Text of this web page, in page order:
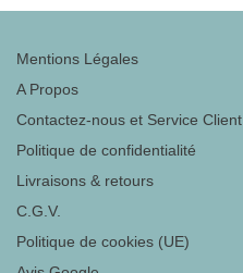
Mentions Légales
A Propos
Contactez-nous et Service Client
Politique de confidentialité
Livraisons & retours
C.G.V.
Politique de cookies (UE)